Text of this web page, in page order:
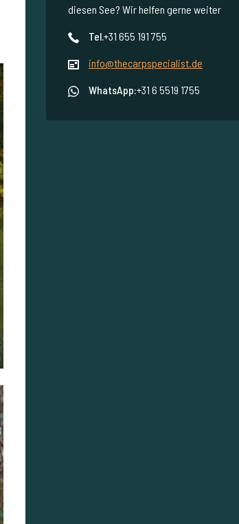
diesen See? Wir helfen gerne weiter
Tel.+31 655 191 755
info@thecarpspecialist.de
WhatsApp:+31 6 5519 1755